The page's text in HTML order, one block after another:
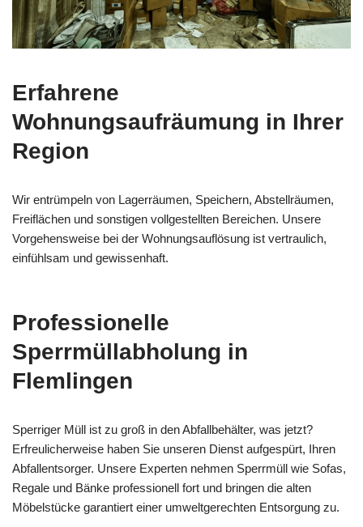
Erfahrene
Wohnungsaufräumung in Ihrer
Region
Wir entrümpeln von Lagerräumen, Speichern, Abstellräumen,
Freiflächen und sonstigen vollgestellten Bereichen. Unsere
Vorgehensweise bei der Wohnungsauflösung ist vertraulich,
einfühlsam und gewissenhaft.
Professionelle
Sperrmüllabholung in
Flemlingen
Sperriger Müll ist zu groß in den Abfallbehälter, was jetzt?
Erfreulicherweise haben Sie unseren Dienst aufgespürt, Ihren
Abfallentsorger. Unsere Experten nehmen Sperrmüll wie Sofas,
Regale und Bänke professionell fort und bringen die alten
Möbelstücke garantiert einer umweltgerechten Entsorgung zu.